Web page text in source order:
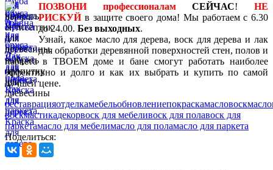
ПОЗВОНИ профессионалам СЕЙЧАС!НЕ
РИСКУЙв защите своего дома! Мы работаем с 6.30
до 24.00. Без выходных.
Узнай, какое масло для дерева, воск для дерева и лак
для обработки деревянной поверхностей стен, полов и
паркета в ТВОЕМ доме и бане смогут работать наиболее
эффективно и долго и как их выбрать и купить по самой
лучшей цене.
реставрацияотделкамебельобновлениепокраскамасловоск
воскмастикадекорвоск для мебеливоск для полавоск для
паркетамасло для мебелимасло для поламасло для паркета
Поделиться: